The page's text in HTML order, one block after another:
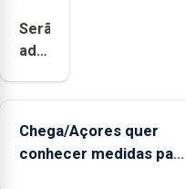
Serão
adquiridos
instrumentos
uma
harpa,
Chega/Açores quer
conhecer medidas para